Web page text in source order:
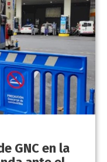
GNC en la